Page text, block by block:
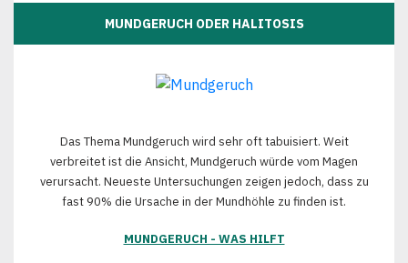
MUNDGERUCH ODER HALITOSIS
Das Thema Mundgeruch wird sehr oft tabuisiert. Weit
verbreitet ist die Ansicht, Mundgeruch würde vom Magen
verursacht. Neueste Untersuchungen zeigen jedoch, dass zu
fast 90% die Ursache in der Mundhöhle zu finden ist.
MUNDGERUCH - WAS HILFT